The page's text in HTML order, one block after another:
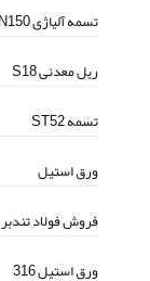
تسمه آلیاژی VCN150
ریل معدنی S18
تسمه ST52
ورق استیل
فروش فولاد تندبر
ورق استیل 316